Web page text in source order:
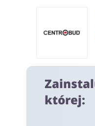
Turystyka i
której: